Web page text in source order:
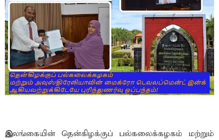
இலங்கையின் தென்கிழக்குப் பல்கலைக்கழகம் மற்றும்